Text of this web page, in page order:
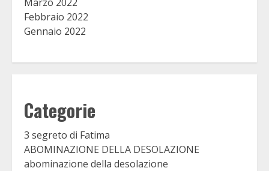
Febbraio 2022
Gennaio 2022
Categorie
3 segreto di Fatima
ABOMINAZIONE DELLA DESOLAZIONE
abominazione della desolazione